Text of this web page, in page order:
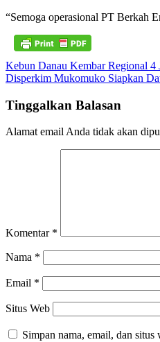
“Semoga operasional PT Berkah
Navigasi
pos
Kebun Danau Kembar Regional 4
Disperkim Mukomuko Siapkan
Tinggalkan Balasan
Alamat email Anda tidak akan
Komentar *
Nama *
Email *
Situs Web
Simpan nama, email, dan